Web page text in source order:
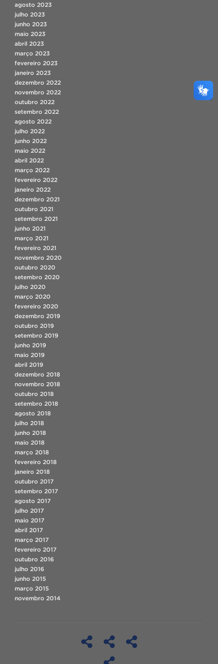
agosto 2023
julho 2023
junho 2023
maio 2023
abril 2023
março 2023
fevereiro 2023
janeiro 2023
dezembro 2022
novembro 2022
outubro 2022
setembro 2022
agosto 2022
julho 2022
junho 2022
maio 2022
abril 2022
março 2022
fevereiro 2022
janeiro 2022
dezembro 2021
outubro 2021
setembro 2021
junho 2021
março 2021
fevereiro 2021
novembro 2020
outubro 2020
setembro 2020
julho 2020
março 2020
fevereiro 2020
dezembro 2019
outubro 2019
setembro 2019
junho 2019
maio 2019
abril 2019
dezembro 2018
novembro 2018
outubro 2018
setembro 2018
agosto 2018
julho 2018
junho 2018
maio 2018
março 2018
fevereiro 2018
janeiro 2018
outubro 2017
setembro 2017
agosto 2017
julho 2017
maio 2017
abril 2017
março 2017
fevereiro 2017
outubro 2016
julho 2016
junho 2015
março 2015
novembro 2014